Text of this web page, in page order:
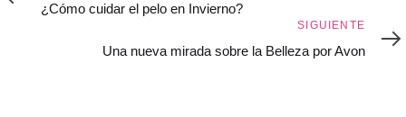
¿Cómo cuidar el pelo en Invierno?
SIGUIENTE
Una nueva mirada sobre la Belleza por Avon